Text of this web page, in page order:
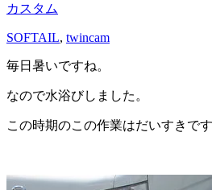
カスタム
SOFTAIL, twincam
毎日暑いですね。
なので水浴びしました。
この時期のこの作業はだいすきです